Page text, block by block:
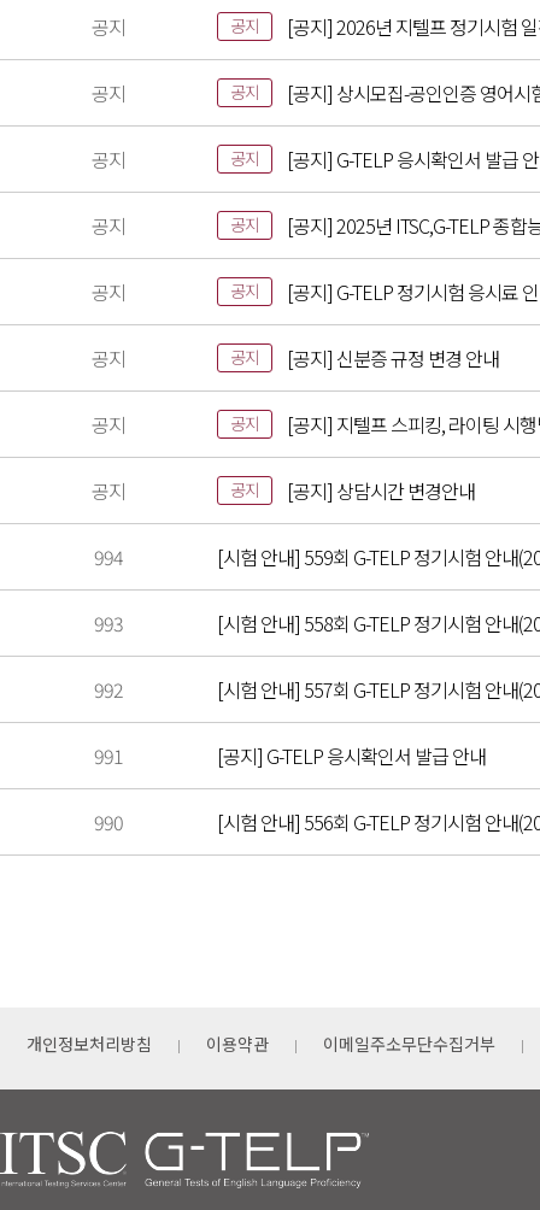
공지 공지 [공지] 2026년 지텔프 정기시험
공지 공지 [공지] 상시모집-공인인증 영어시
공지 공지 [공지] G-TELP 응시확인서 발급
공지 공지 [공지] 2025년 ITSC,G-TELP 종합
공지 공지 [공지] G-TELP 정기시험 응시료
공지 공지 [공지] 신분증 규정 변경 안내
공지 공지 [공지] 지텔프 스피킹, 라이팅 시
공지 공지 [공지] 상담시간 변경안내
994 [시험 안내] 559회 G-TELP 정기시험 안내
993 [시험 안내] 558회 G-TELP 정기시험 안내
992 [시험 안내] 557회 G-TELP 정기시험 안내
991 [공지] G-TELP 응시확인서 발급 안내
990 [시험 안내] 556회 G-TELP 정기시험 안내
개인정보처리방침 이용약관 이메일주소무단수집거부